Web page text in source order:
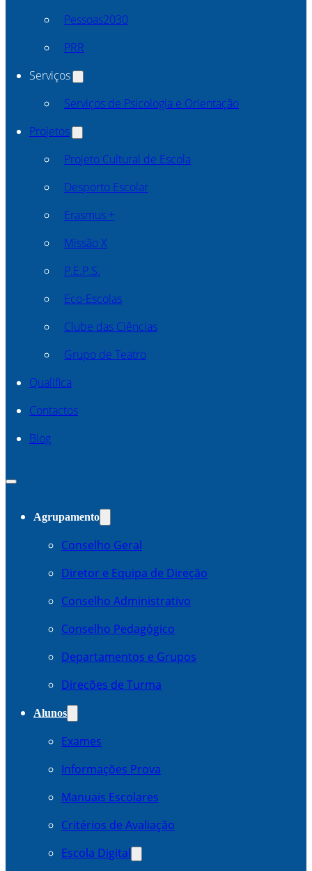
Pessoas2030
PRR
Serviços
Serviços de Psicologia e Orientação
Projetos
Projeto Cultural de Escola
Desporto Escolar
Erasmus +
Missão X
P.E.P.S.
Eco-Escolas
Clube das Ciências
Grupo de Teatro
Qualifica
Contactos
Blog
Agrupamento
Conselho Geral
Diretor e Equipa de Direção
Conselho Administrativo
Conselho Pedagógico
Departamentos e Grupos
Direcões de Turma
Alunos
Exames
Informações Prova
Manuais Escolares
Critérios de Avaliação
Escola Digital